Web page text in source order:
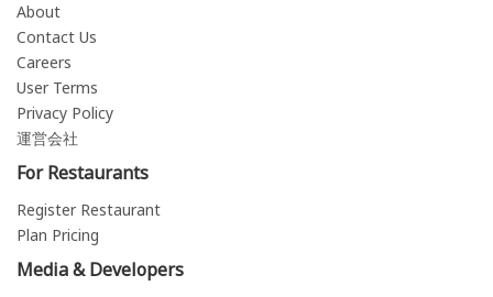
About
Contact Us
Careers
User Terms
Privacy Policy
運営会社
For Restaurants
Register Restaurant
Plan Pricing
Media & Developers